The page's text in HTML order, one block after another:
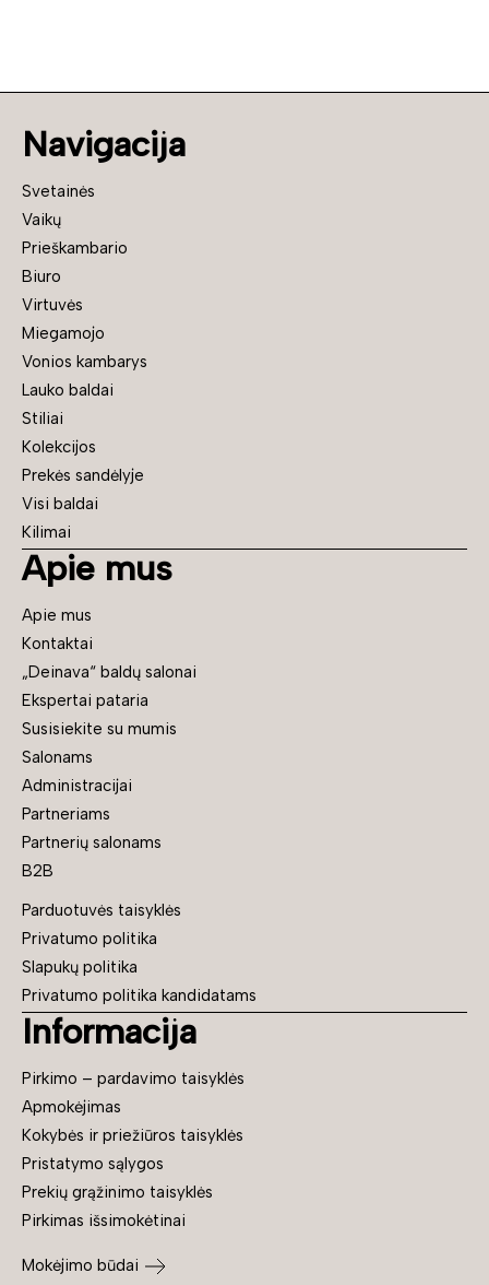
Navigacija
Svetainės
Vaikų
Prieškambario
Biuro
Virtuvės
Miegamojo
Vonios kambarys
Lauko baldai
Stiliai
Kolekcijos
Prekės sandėlyje
Visi baldai
Kilimai
Apie mus
Apie mus
Kontaktai
„Deinava“ baldų salonai
Ekspertai pataria
Susisiekite su mumis
Salonams
Administracijai
Partneriams
Partnerių salonams
B2B
Parduotuvės taisyklės
Privatumo politika
Slapukų politika
Privatumo politika kandidatams
Informacija
Pirkimo – pardavimo taisyklės
Apmokėjimas
Kokybės ir priežiūros taisyklės
Pristatymo sąlygos
Prekių grąžinimo taisyklės
Pirkimas išsimokėtinai
Mokėjimo būdai